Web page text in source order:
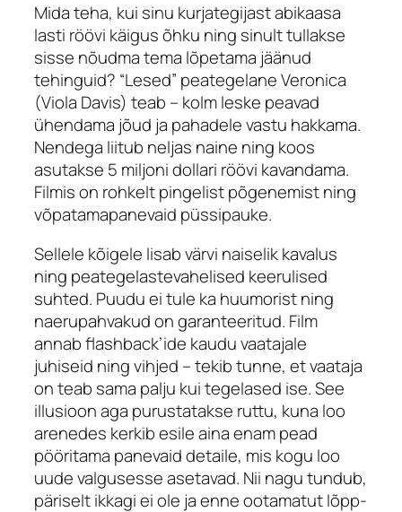
Mida teha, kui sinu kurjategijast abikaasa
lasti röövi käigus õhku ning sinult tullakse
sisse nõudma tema lõpetama jäänud
tehinguid? “Lesed” peategelane Veronica
(Viola Davis) teab – kolm leske peavad
ühendama jõud ja pahadele vastu hakkama.
Nendega liitub neljas naine ning koos
asutakse 5 miljoni dollari röövi kavandama.
Filmis on rohkelt pingelist põgenemist ning
võpatamapanevaid püssipauke.
Sellele kõigele lisab värvi naiselik kavalus
ning peategelastevahelised keerulised
suhted. Puudu ei tule ka huumorist ning
naerupahvakud on garanteeritud. Film
annabflashback’ide kaudu vaatajale
juhiseid ning vihjed – tekib tunne, et vaataja
on teab sama palju kui tegelased ise. See
illusioon aga purustatakse ruttu, kuna loo
arenedes kerkib esile aina enam pead
pööritama panevaid detaile, mis kogu loo
uude valgusesse asetavad. Nii nagu tundub,
päriselt ikkagi ei ole ja enne ootamatut lõpp-